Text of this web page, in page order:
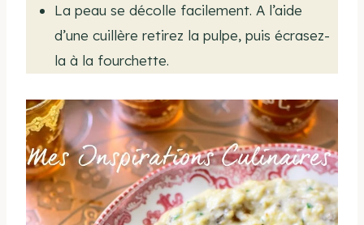
La peau se décolle facilement. A l’aide
d’une cuillère retirez la pulpe, puis écrasez-
la à la fourchette.